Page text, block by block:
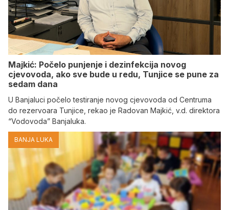
Majkić: Počelo punjenje i dezinfekcija novog
cjevovoda, ako sve bude u redu, Tunjice se pune za
sedam dana
U Banjaluci počelo testiranje novog cjevovoda od Centruma
do rezervoara Tunjice, rekao je Radovan Majkić, v.d. direktora
“Vodovoda” Banjaluka.
BANJA LUKA